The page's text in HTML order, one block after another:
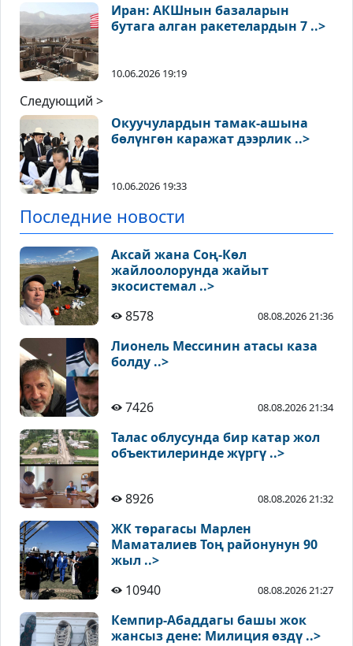
Иран: АКШнын базаларын
бутага алган ракетелардын 7 ..>
10.06.2026 19:19
Следующий >
Окуучулардын тамак-ашына
бөлүнгөн каражат дээрлик ..>
10.06.2026 19:33
Последние новости
Аксай жана Соң-Көл
жайлоолорунда жайыт
экосистемал ..>
8578
08.08.2026 21:36
Лионель Мессинин атасы каза
болду ..>
7426 08.08.2026 21:34
Талас облусунда бир катар жол
объектилеринде жүргү ..>
8926 08.08.2026 21:32
ЖК төрагасы Марлен
Маматалиев Тоң районунун 90
жыл ..>
10940
08.08.2026 21:27
Кемпир-Абаддагы башы жок
жансыз дене: Милиция өздү ..>